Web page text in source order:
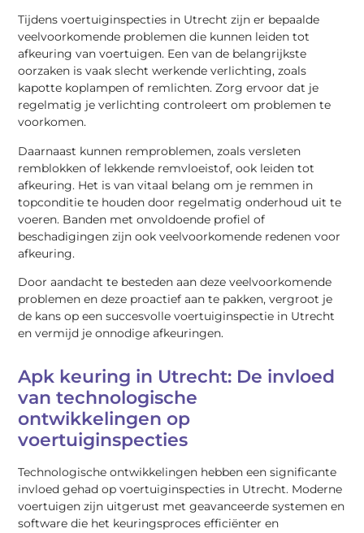
Tijdens voertuiginspecties in Utrecht zijn er bepaalde
veelvoorkomende problemen die kunnen leiden tot
afkeuring van voertuigen. Een van de belangrijkste
oorzaken is vaak slecht werkende verlichting, zoals
kapotte koplampen of remlichten. Zorg ervoor dat je
regelmatig je verlichting controleert om problemen te
voorkomen.
Daarnaast kunnen remproblemen, zoals versleten
remblokken of lekkende remvloeistof, ook leiden tot
afkeuring. Het is van vitaal belang om je remmen in
topconditie te houden door regelmatig onderhoud uit te
voeren. Banden met onvoldoende profiel of
beschadigingen zijn ook veelvoorkomende redenen voor
afkeuring.
Door aandacht te besteden aan deze veelvoorkomende
problemen en deze proactief aan te pakken, vergroot je
de kans op een succesvolle voertuiginspectie in Utrecht
en vermijd je onnodige afkeuringen.
Apk keuring in Utrecht: De invloed
van technologische
ontwikkelingen op
voertuiginspecties
Technologische ontwikkelingen hebben een significante
invloed gehad op voertuiginspecties in Utrecht. Moderne
voertuigen zijn uitgerust met geavanceerde systemen en
software die het keuringsproces efficiënter en